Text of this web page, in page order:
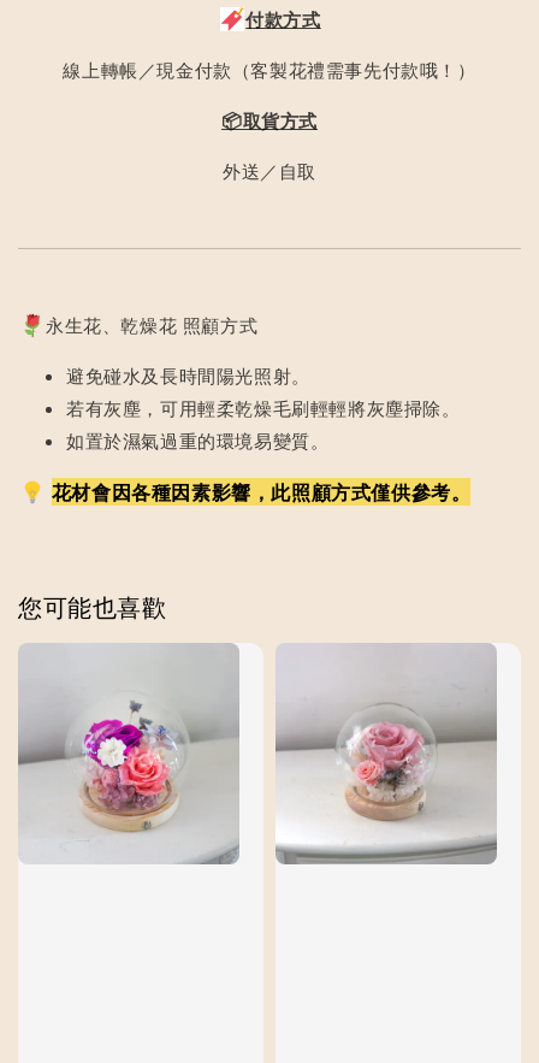
付款方式
線上轉帳／現金付款（客製花禮需事先付款哦！）
📦取貨方式
外送／自取
永生花、乾燥花 照顧方式
避免碰水及長時間陽光照射。
若有灰塵，可用輕柔乾燥毛刷輕輕將灰塵掃除。
如置於濕氣過重的環境易變質。
花材會因各種因素影響，此照顧方式僅供參考。
您可能也喜歡